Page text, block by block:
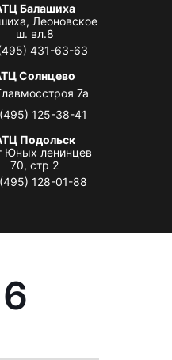
Балашиха
Леоновское
ш. вл.8
431-63-63
Солнцево
7а
125-38-41
Подольск
Юных ленинцев
70, стр 2
128-01-88